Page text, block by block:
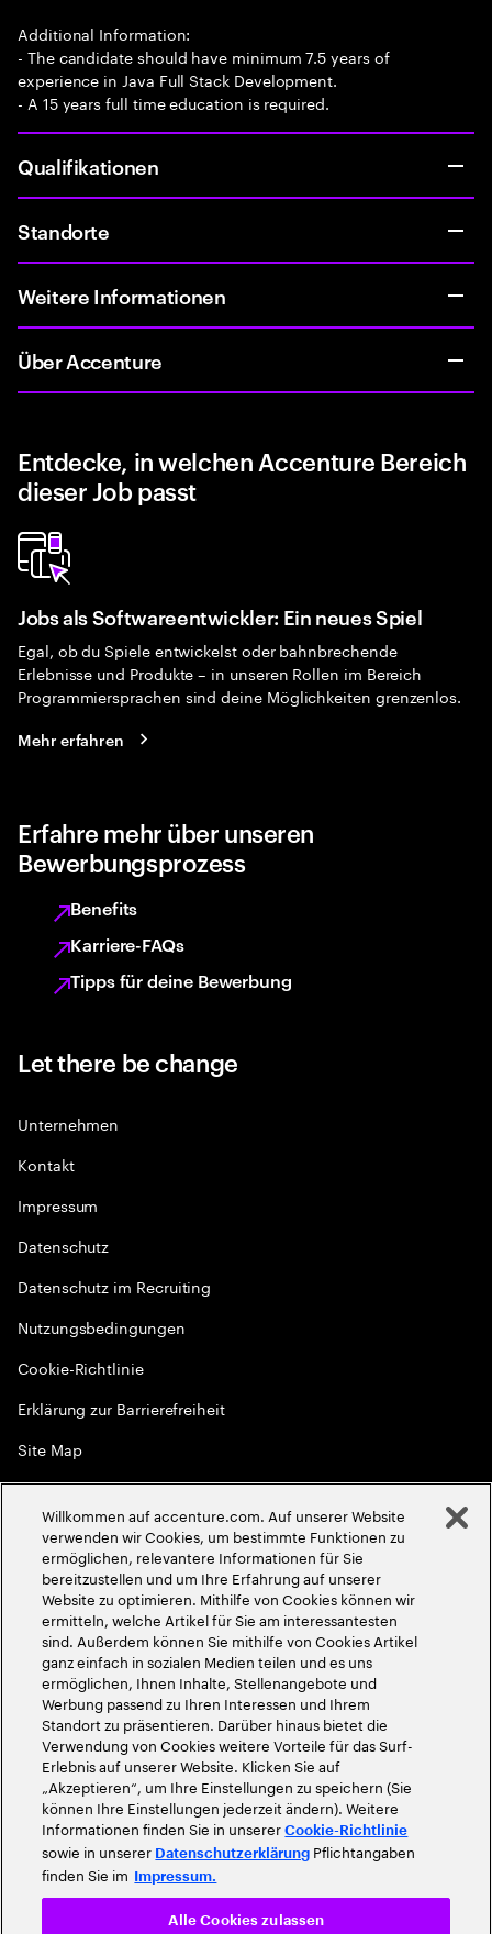
Additional Information:
- The candidate should have minimum 7.5 years of
experience in Java Full Stack Development.
- A 15 years full time education is required.
Qualifikationen
Standorte
Weitere Informationen
Über Accenture
Entdecke, in welchen Accenture Bereich
dieser Job passt
Jobs als Softwareentwickler: Ein neues Spiel
Egal, ob du Spiele entwickelst oder bahnbrechende
Erlebnisse und Produkte – in unseren Rollen im Bereich
Programmiersprachen sind deine Möglichkeiten grenzenlos.
Mehr erfahren
Erfahre mehr über unseren
Bewerbungsprozess
Benefits
Karriere-FAQs
Tipps für deine Bewerbung
Let there be change
Unternehmen
Kontakt
Impressum
Datenschutz
Datenschutz im Recruiting
Nutzungsbedingungen
Cookie-Richtlinie
Erklärung zur Barrierefreiheit
Site Map
Globale Meritokratie
2026Accenture. Alle Rechte vorbehalten
Willkommen auf accenture.com. Auf unserer Website
verwenden wir Cookies, um bestimmte Funktionen zu
ermöglichen, relevantere Informationen für Sie
bereitzustellen und um Ihre Erfahrung auf unserer
Website zu optimieren. Mithilfe von Cookies können wir
ermitteln, welche Artikel für Sie am interessantesten
sind. Außerdem können Sie mithilfe von Cookies Artikel
ganz einfach in sozialen Medien teilen und es uns
ermöglichen, Ihnen Inhalte, Stellenangebote und
Werbung passend zu Ihren Interessen und Ihrem
Standort zu präsentieren. Darüber hinaus bietet die
Verwendung von Cookies weitere Vorteile für das Surf-
Erlebnis auf unserer Website. Klicken Sie auf
„Akzeptieren“, um Ihre Einstellungen zu speichern (Sie
können Ihre Einstellungen jederzeit ändern). Weitere
Informationen finden Sie in unsererCookie-Richtlinie
sowie in unserer Datenschutzerklärung Pflichtangaben
finden Sie im Impressum.
Alle Cookies zulassen